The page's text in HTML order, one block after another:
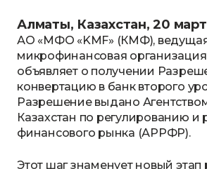
Алматы, Казахстан, 20
АО «МФО «KMF» (КМФ),
микрофинансовая организация
объявляет о получении
конвертацию в банк второго
Разрешение выдано
Казахстан по регулированию и
финансового рынка (АРРФР).
Этот шаг знаменует новый этап